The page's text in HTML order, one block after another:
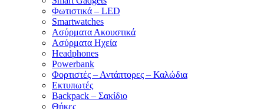
Φωτιστικά – LED
Smartwatches
Ασύρματα Ακουστικά
Ασύρματα Ηχεία
Headphones
Powerbank
Φορτιστές – Αντάπτορες – Καλώδια
Εκτυπωτές
Backpack – Σακίδιο
Θήκες